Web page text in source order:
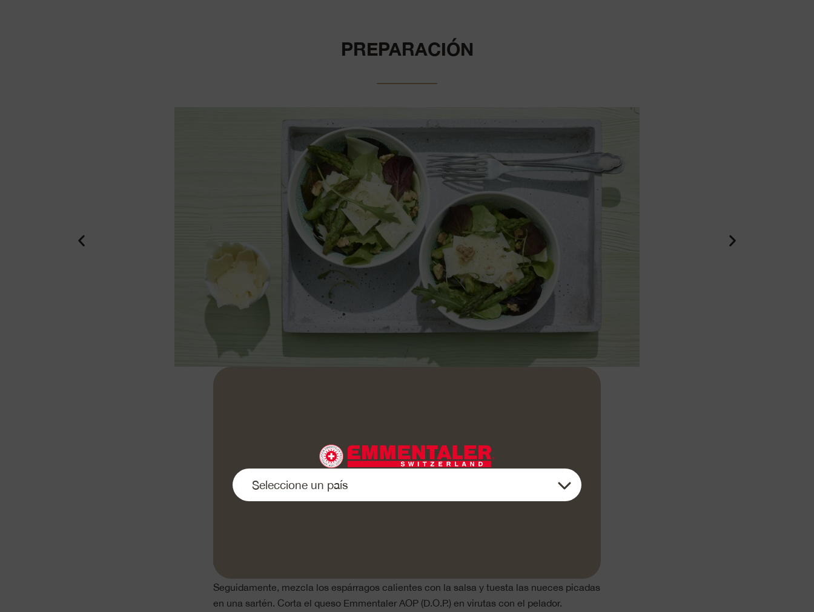
PREPARACIÓN
Comienza por cortar las puntas secas de los espárragos y después los cortas de forma
transversal en trozos de unos 5 cm de largo. Calienta el aceite en una sartén grande y
añade los espárragos, echa una pizca de sal. Fríe los espárragos unos 10 minutos a
condimento Bianco, la sal y la pimenta hasta que obtengas una salsa homogénea.
Seguidamente, mezcla los espárragos calientes con la salsa y tuesta las nueces picadas
en una sartén. Corta el queso Emmentaler AOP (D.O.P.) en virutas con el pelador.